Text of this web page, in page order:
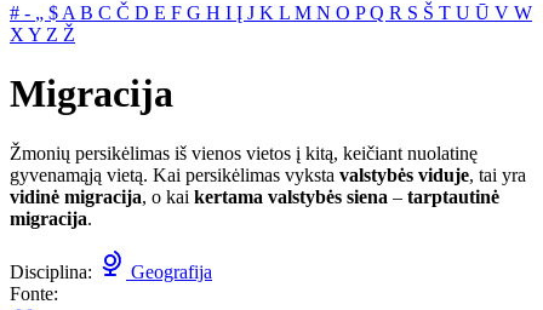
# ‐ „ $ A B C Č D E F G H I Į J K L M N O PQ R S Š T U Ū V W
X Y Z Ž
Migracija
Žmonių persikėlimas iš vienos vietos į kitą, keičiant nuolatinę
gyvenamąją vietą. Kai persikėlimas vyksta valstybės viduje, tai yra
vidinė migracija, o kai kertama valstybės siena – tarptautinė
migracija.
Disciplina:
Geografija
Fonte: